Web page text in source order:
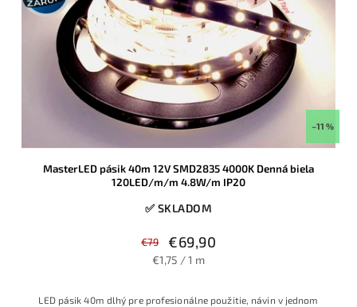
–11 %
MasterLED pásik 40m 12V SMD2835 4000K Denná biela
120LED/m/m 4.8W/m IP20
✅ SKLADOM
€79 €69,90
€1,75 / 1 m
LED pásik 40m dlhý pre profesionálne použitie, návin v jednom